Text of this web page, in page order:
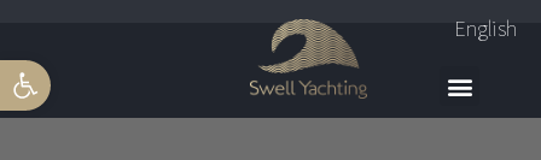
פתח
English